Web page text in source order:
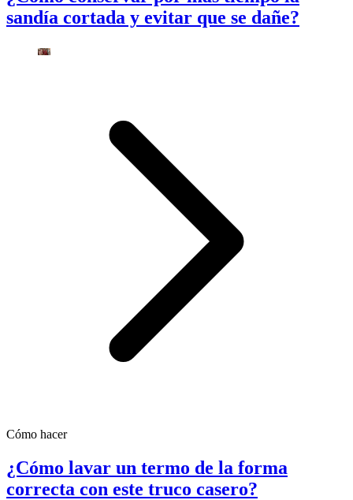
sandía cortada y evitar que se dañe?
Cómo hacer
¿Cómo lavar un termo de la forma
correcta con este truco casero?